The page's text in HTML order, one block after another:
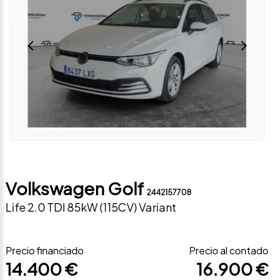
Volkswagen Golf 2442157708
Life 2.0 TDI 85kW (115CV) Variant
Precio financiado
14.400 €
Precio al contado
16.900 €